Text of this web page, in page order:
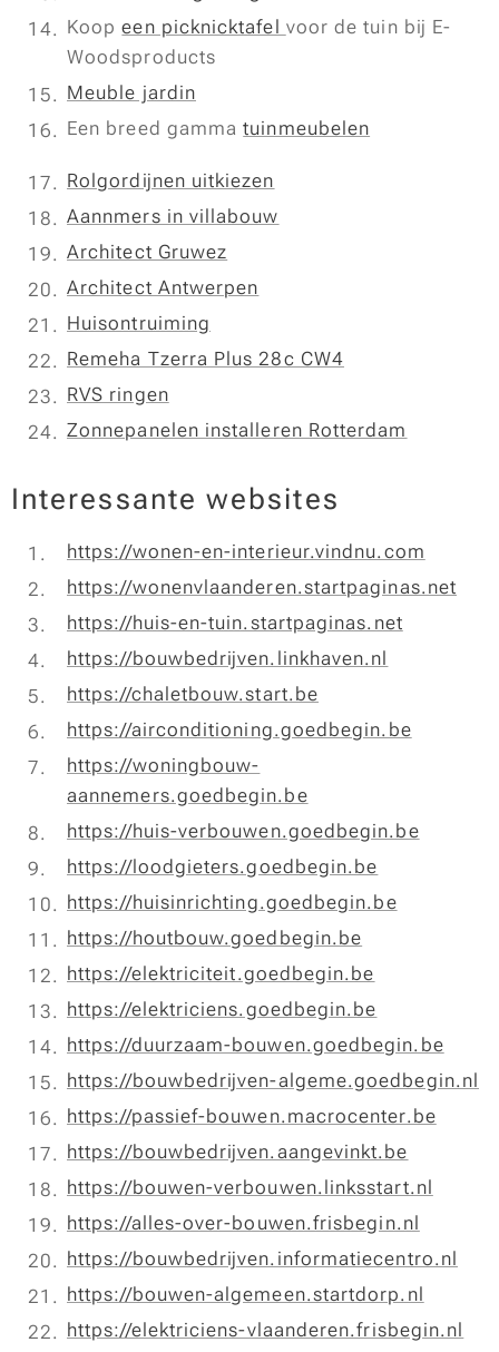
Koopeen picknicktafel voor de tuin bij E-
Woodsproducts
Meuble jardin
Een breed gammatuinmeubelen
Rolgordijnen uitkiezen
Aannmers in villabouw
Architect Gruwez
Architect Antwerpen
Huisontruiming
Remeha Tzerra Plus 28c CW4
RVS ringen
Zonnepanelen installeren Rotterdam
Interessante websites
https://wonen-en-interieur.vindnu.com
https://wonenvlaanderen.startpaginas.net
https://huis-en-tuin.startpaginas.net
https://bouwbedrijven.linkhaven.nl
https://chaletbouw.start.be
https://airconditioning.goedbegin.be
https://woningbouw-
aannemers.goedbegin.be
https://huis-verbouwen.goedbegin.be
https://loodgieters.goedbegin.be
https://huisinrichting.goedbegin.be
https://houtbouw.goedbegin.be
https://elektriciteit.goedbegin.be
https://elektriciens.goedbegin.be
https://duurzaam-bouwen.goedbegin.be
https://bouwbedrijven-algeme.goedbegin.nl
https://passief-bouwen.macrocenter.be
https://bouwbedrijven.aangevinkt.be
https://bouwen-verbouwen.linksstart.nl
https://alles-over-bouwen.frisbegin.nl
https://bouwbedrijven.informatiecentro.nl
https://bouwen-algemeen.startdorp.nl
https://elektriciens-vlaanderen.frisbegin.nl